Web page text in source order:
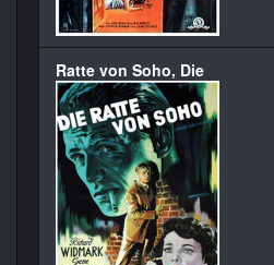
Ratte von Soho, Die